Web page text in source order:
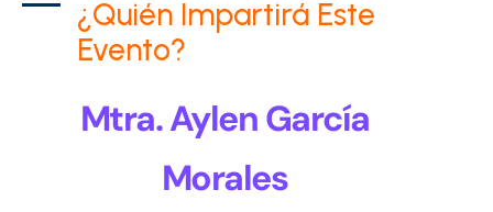
¿Quién Impartirá Este
Evento?
Mtra. Aylen García
Morales